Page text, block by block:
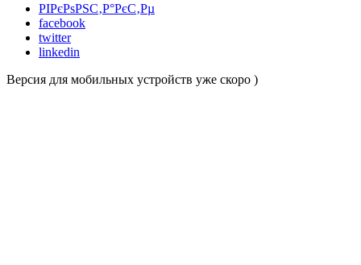
РІРєРѕРЅС‚Р°РєС‚Рµ
facebook
twitter
linkedin
Версия для мобильных устройств уже скоро )